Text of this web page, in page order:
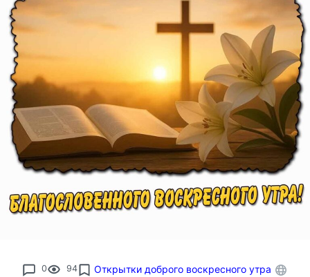
0 94 Открытки доброго воскресного утра